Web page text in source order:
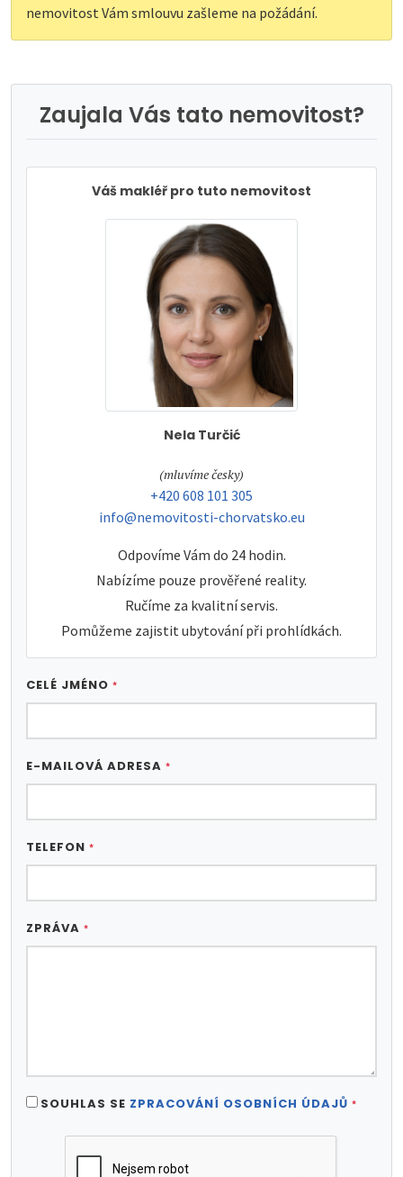
nemovitost Vám smlouvu zašleme na požádání.
Zaujala Vás tato nemovitost?
Váš makléř pro tuto nemovitost
Nela Turčić
tel:
(mluvíme česky)
tel:
+420 608 101 305
e-mail:
info@nemovitosti-chorvatsko.eu
Odpovíme Vám do 24 hodin.
Nabízíme pouze prověřené reality.
Ručíme za kvalitní servis.
Pomůžeme zajistit ubytování při prohlídkách.
CELÉ JMÉNO *
E-MAILOVÁ ADRESA *
TELEFON *
ZPRÁVA *
SOUHLAS SE ZPRACOVÁNÍ OSOBNÍCH ÚDAJŮ *